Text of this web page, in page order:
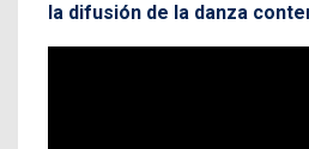
la difusión de la danza